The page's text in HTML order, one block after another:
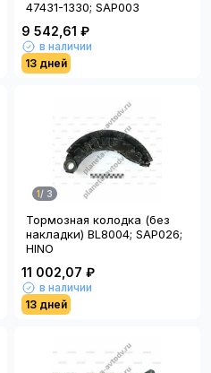
47431-1330; SAP003
9 542,61 ₽
в наличии
13 дней
1/ 3
Тормозная колодка (без
накладки) BL8004; SAP026;
HINO
11 002,07 ₽
в наличии
13 дней